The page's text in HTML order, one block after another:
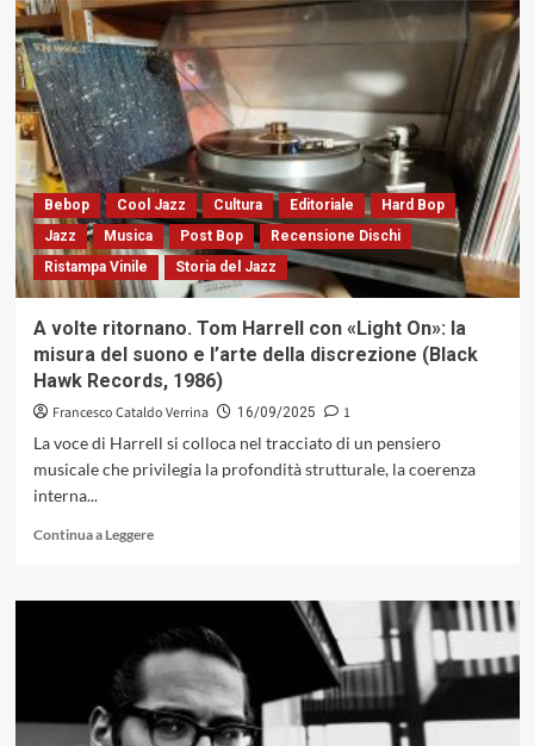
Strutture
in
movimento:
armonia
ed
interazione
in
«Historicity
del
Vijay
Iyer
Trio
(ACT,
Bebop Cool Jazz Cultura Editoriale
Hard Bop
Jazz
Musica Post Bop
Recensione Dischi
Ristampa Vinile
Storia del Jazz
A volte ritornano. Tom Harrell con «Light On»: la
misura del suono e l’arte della discrezione (Black
Hawk Records, 1986)
Francesco Cataldo Verrina 16/09/2025
1
La voce di Harrell si colloca nel tracciato di un pensiero
musicale che privilegia la profondità strutturale, la coerenza
interna...
Continua a LeggereLeggi
su
volte
ritornano.
Tom
Harrell
con